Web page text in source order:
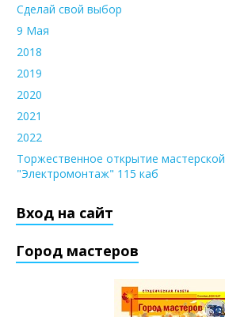
Сделай свой выбор
9 Мая
2018
2019
2020
2021
2022
Торжественное открытие мастерской
"Электромонтаж" 115 каб
Вход на сайт
Город мастеров